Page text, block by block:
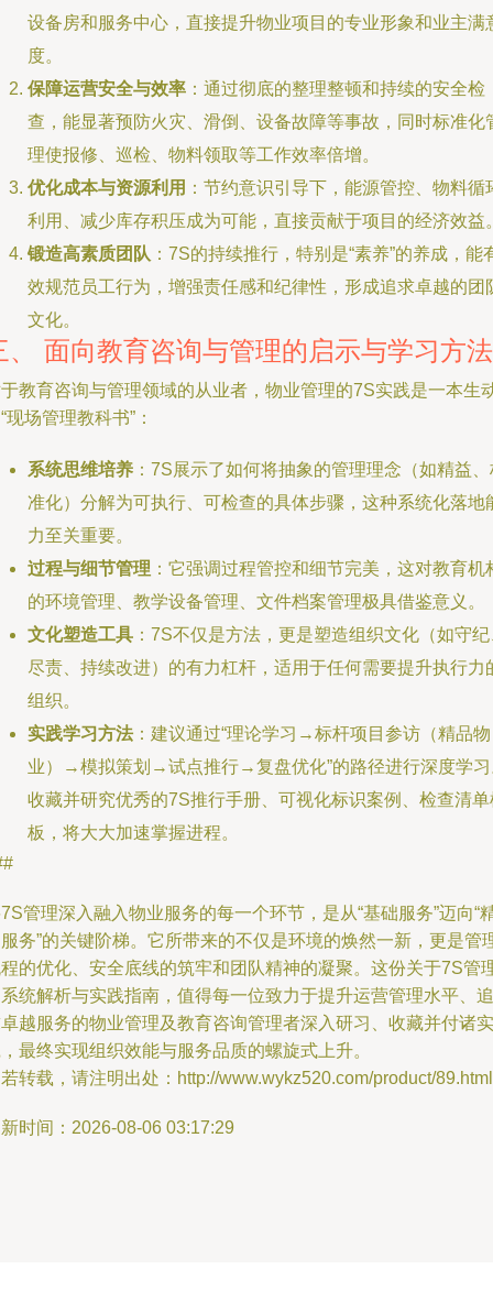
设备房和服务中心，直接提升物业项目的专业形象和业主满
度。
保障运营安全与效率 ：通过彻底的整理整顿和持续的安全检
查，能显著预防火灾、滑倒、设备故障等事故，同时标准化
理使报修、巡检、物料领取等工作效率倍增。
优化成本与资源利用 ：节约意识引导下，能源管控、物料循
利用、减少库存积压成为可能，直接贡献于项目的经济效益
锻造高素质团队 ：7S的持续推行，特别是“素养”的养成，能
效规范员工行为，增强责任感和纪律性，形成追求卓越的团
文化。
、 面向教育咨询与管理的启示与学习方法
教育咨询与管理领域的从业者，物业管理的7S实践是一本生
现场管理教科书”：
系统思维培养 ：7S展示了如何将抽象的管理理念（如精益
准化）分解为可执行、可检查的具体步骤，这种系统化落地
力至关重要。
过程与细节管理 ：它强调过程管控和细节完美，这对教育机
的环境管理、教学设备管理、文件档案管理极具借鉴意义。
文化塑造工具 ：7S不仅是方法，更是塑造组织文化（如守
尽责、持续改进）的有力杠杆，适用于任何需要提升执行力
组织。
实践学习方法：建议通过“理论学习→标杆项目参访（精品物
业）→模拟策划→试点推行→复盘优化”的路径进行深度学
收藏并研究优秀的7S推行手册、可视化标识案例、检查清单
板，将大大加速掌握进程。
管理深入融入物业服务的每一个环节，是从“基础服务”迈向“
务”的关键阶梯。它所带来的不仅是环境的焕然一新，更是管
的优化、安全底线的筑牢和团队精神的凝聚。这份关于7S管
统解析与实践指南，值得每一位致力于提升运营管理水平、追
越服务的物业管理及教育咨询管理者深入研习、收藏并付诸实
最终实现组织效能与服务品质的螺旋式上升。
转载，请注明出处：http://www.wykz520.com/product/89.html
时间：2026-08-06 03:17:29